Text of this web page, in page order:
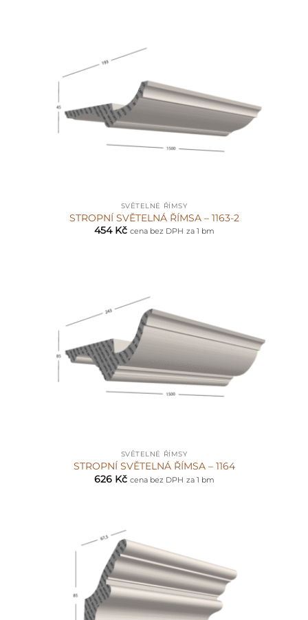
SVĚTELNÉ ŘÍMSY
STROPNÍ SVĚTELNÁ ŘÍMSA – 1163-2
454 Kč cena bez DPH za 1 bm
SVĚTELNÉ ŘÍMSY
STROPNÍ SVĚTELNÁ ŘÍMSA – 1164
626 Kč cena bez DPH za 1 bm